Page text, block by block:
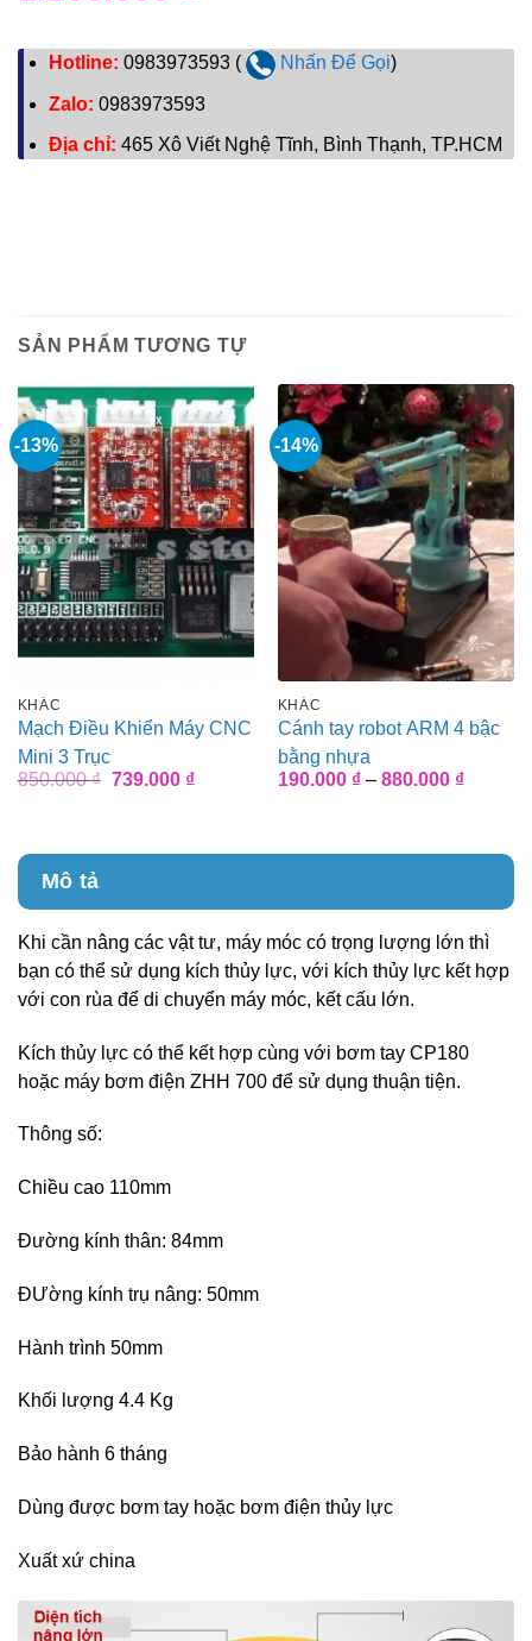
Hotline: 0983973593 ( Nhấn Để Gọi)
Zalo: 0983973593
Địa chỉ: 465 Xô Viết Nghệ Tĩnh, Bình Thạnh, TP.HCM
SẢN PHẨM TƯƠNG TỰ
-13%
KHÁC
Mạch Điều Khiển Máy CNC
Mini 3 Trục
850.000₫ Giá
739.000 ₫Giá
739.000 ₫.
-14%
KHÁC
Cánh tay robot ARM 4 bậc
bằng nhựa
190.000 ₫ – 880.000 ₫Khoảng
đến
Mô tả
Khi cần nâng các vật tư, máy móc có trọng lượng lớn thì
bạn có thể sử dụng kích thủy lực, với kích thủy lực kết hợp
với con rùa để di chuyển máy móc, kết cấu lớn.
Kích thủy lực có thể kết hợp cùng với bơm tay CP180
hoặc máy bơm điện ZHH 700 để sử dụng thuận tiện.
Thông số:
Chiều cao 110mm
Đường kính thân: 84mm
ĐƯờng kính trụ nâng: 50mm
Hành trình 50mm
Khối lượng 4.4 Kg
Bảo hành 6 tháng
Dùng được bơm tay hoặc bơm điện thủy lực
Xuất xứ china